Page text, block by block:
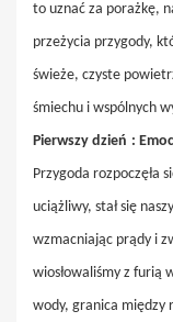
to uznać za porażkę,
przeżycia przygody,
świeże, czyste
śmiechu i wspólnych
Pierwszy dzień :
Przygoda rozpoczęła
uciążliwy, stał się
wzmacniając prądy i
wiosłowaliśmy z furią
wody, granica między